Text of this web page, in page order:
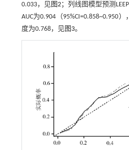
0.033，见图2；列线图模型预测
AUC为0.904（95%CI=0.858~0.950
度为0.768，见图3。